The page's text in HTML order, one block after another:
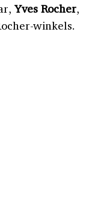
Yves Rocher,
winkels.